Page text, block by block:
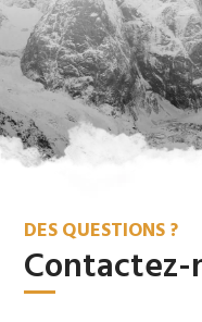
DES QUESTIONS ?
Contactez-